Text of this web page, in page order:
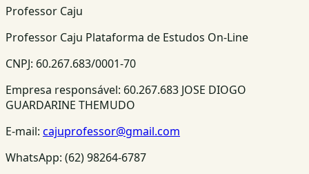
Professor Caju
Professor Caju Plataforma de Estudos On-Line
CNPJ: 60.267.683/0001-70
Empresa responsável: 60.267.683 JOSE DIOGO
GUARDARINE THEMUDO
E-mail: cajuprofessor@gmail.com
WhatsApp: (62) 98264-6787